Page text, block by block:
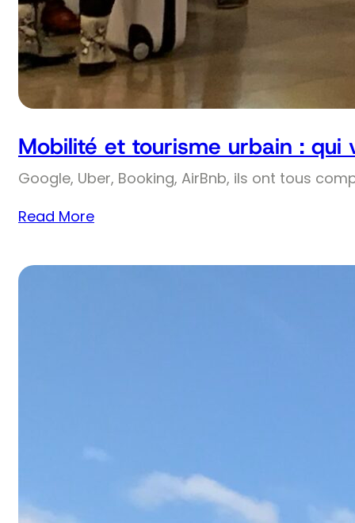
Mobilité et tourisme urbain :
Google, Uber, Booking, AirBnb, ils ont tous
Read More